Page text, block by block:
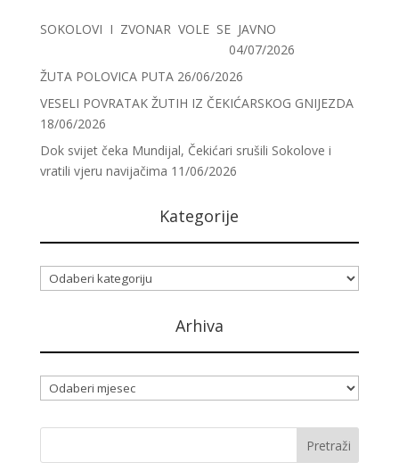
SOKOLOVI I ZVONAR VOLE SE JAVNO
04/07/2026
ŽUTA POLOVICA PUTA 26/06/2026
VESELI POVRATAK ŽUTIH IZ ČEKIĆARSKOG GNIJEZDA
18/06/2026
Dok svijet čeka Mundijal, Čekićari srušili Sokolove i
vratili vjeru navijačima 11/06/2026
Kategorije
Kategorije
Arhiva
Arhiva